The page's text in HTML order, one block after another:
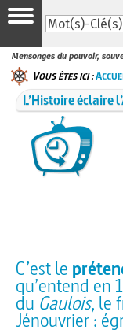
Mensonges du pouvoir,
Vous êtes ici :
L’Histoire éclaire
C’est le
qu’entend en
du Gaulois, le
Jénouvrier :